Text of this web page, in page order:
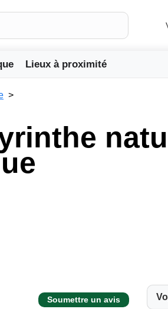
Lieux à proximité
Soumettre un avis